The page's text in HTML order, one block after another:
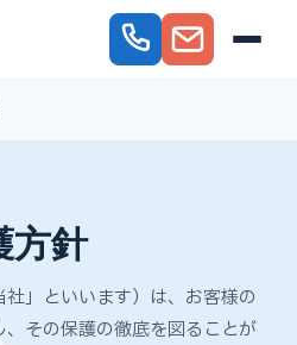
方針
」といいます）は、お客様の
その保護の徹底を図ることが